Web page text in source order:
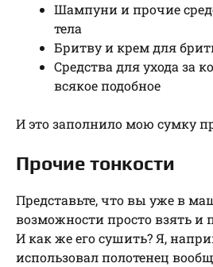
Шампуни и прочие
тела
Бритву и крем для
Средства для ухода за
всякое подобное
И это заполнило мою сумку
Прочие тонкости
Представьте, что вы уже в
возможности просто взять и
И как же его сушить? Я,
использовал полотенец